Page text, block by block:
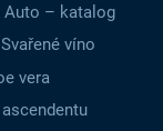
Auto – katalog
Svařené víno
vera